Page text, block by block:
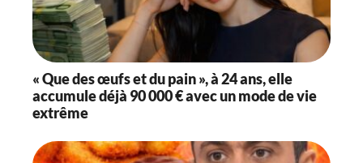
« Que des œufs et du pain », à 24 ans, elle
accumule déjà 90 000 € avec un mode de vie
extrême